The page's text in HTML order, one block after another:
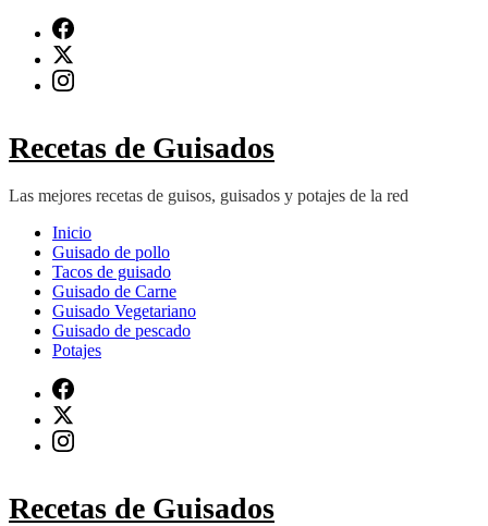
contenido
(presiona
Recetas de Guisados
Las mejores recetas de guisos, guisados y potajes de la red
Inicio
Guisado de pollo
Tacos de guisado
Guisado de Carne
Guisado Vegetariano
Guisado de pescado
Potajes
Recetas de Guisados